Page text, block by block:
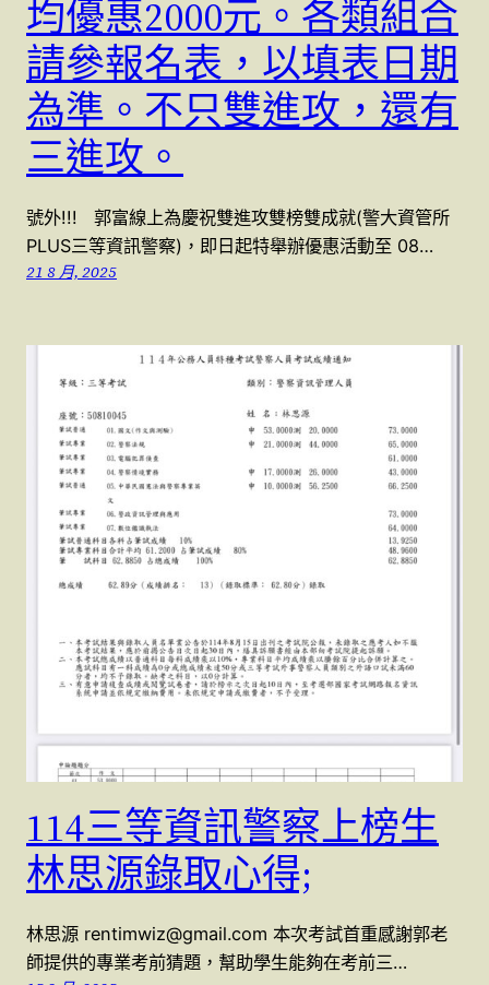
均優惠2000元。各類組合
請參報名表，以填表日期
為準。不只雙進攻，還有
三進攻。
號外!!! 郭富線上為慶祝雙進攻雙榜雙成就(警大資管所
PLUS三等資訊警察)，即日起特舉辦優惠活動至 08…
21 8 月, 2025
114三等資訊警察上榜生
林思源錄取心得;
林思源 rentimwiz@gmail.com 本次考試首重感謝郭老
師提供的專業考前猜題，幫助學生能夠在考前三…